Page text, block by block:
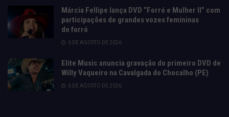
Márcia Fellipe lança DVD “Forró e Mulher II” com
participações de grandes vozes femininas
do forró
6 DE AGOSTO DE 2026
Elite Music anuncia gravação do primeiro DVD de
Willy Vaqueiro na Cavalgada do Chocalho (PE)
6 DE AGOSTO DE 2026